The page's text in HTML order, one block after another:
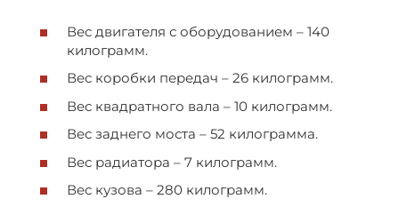
Вес двигателя с оборудованием – 140
килограмм.
Вес коробки передач – 26 килограмм.
Вес квадратного вала – 10 килограмм.
Вес заднего моста – 52 килограмма.
Вес радиатора – 7 килограмм.
Вес кузова – 280 килограмм.